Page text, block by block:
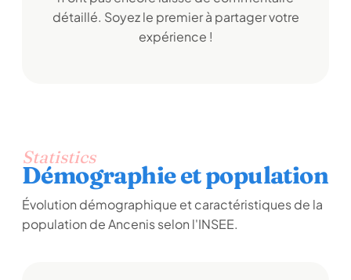
détaillé. Soyez le premier à partager votre
expérience !
Statistics
Démographie et population
Évolution démographique et caractéristiques de la
population de Ancenis selon l'INSEE.